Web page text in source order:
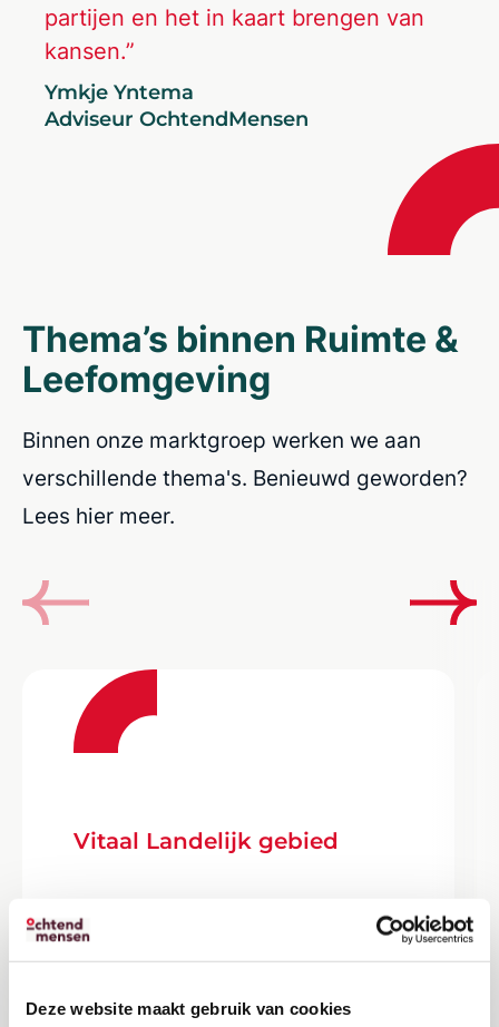
Deze website maakt gebruik van cookies
partijen en het in kaart brengen van
kansen.”
Ymkje Yntema
Adviseur OchtendMensen
Thema’s binnen Ruimte &
Leefomgeving
Binnen onze marktgroep werken we aan
verschillende thema's. Benieuwd geworden?
Lees hier meer.
Vitaal Landelijk gebied